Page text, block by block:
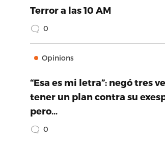
Terror a las 10 AM
0
Opinions
“Esa es mi letra”: negó tres
tener un plan contra su
pero…
0